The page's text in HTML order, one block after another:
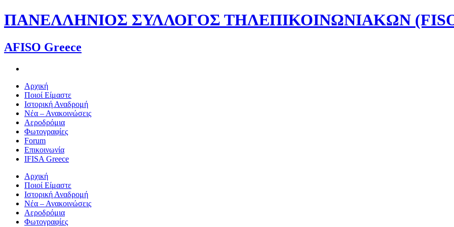
Skip
to
ΠΑΝΕΛΛΗΝΙΟΣ ΣΥΛΛΟΓΟΣ ΤΗΛΕΠΙΚΟΙΝΩΝΙΑΚΩΝ
AFISO Greece
Αρχική
Ποιοί Είμαστε
Ιστορική Αναδρομή
Νέα – Ανακοινώσεις
Αεροδρόμια
Φωτογραφίες
Forum
Επικοινωνία
IFISA Greece
Αρχική
Ποιοί Είμαστε
Ιστορική Αναδρομή
Νέα – Ανακοινώσεις
Αεροδρόμια
Φωτογραφίες